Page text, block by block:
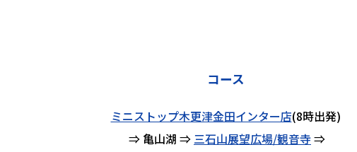
コース
ミニストップ木更津金田インター店(8時出発)
⇒ 亀山湖 ⇒ 三石山展望広場/観音寺⇒